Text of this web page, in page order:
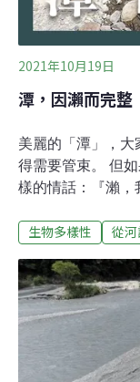
2021年10月19日
潭，因瀨而完整
美麗的「潭」，
得需要管束。 但
樣的情話：『瀨，
之後，某天傍晚
長潭，就如同大部
個前深後淺的弧，
心，到透出水下石
都展現有層次的
避暑區，儘管它
生物多樣性 從